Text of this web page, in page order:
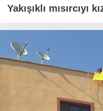
Yakışıklı mısırcıyı